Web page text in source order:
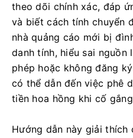
theo dõi chính xác, đáp
và biết cách tính chuyển
nhà quảng cáo mới bị
danh tính, hiểu sai
phép hoặc không đăng
có thể dẫn đến việc phê
tiền hoa hồng khi cố
Hướng dẫn này giải